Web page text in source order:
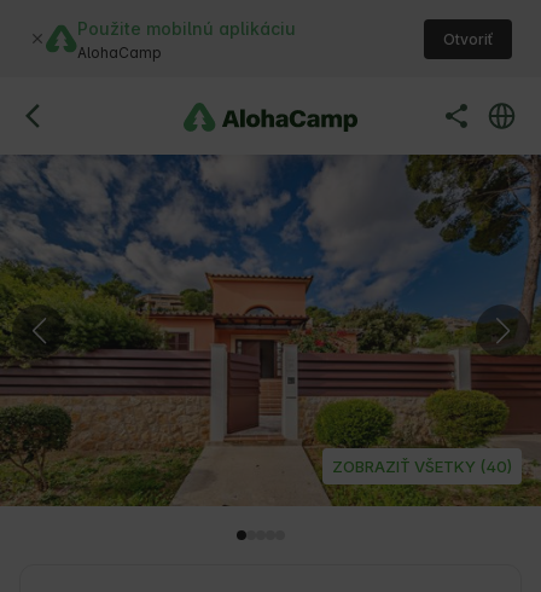
Použite mobilnú aplikáciu
AlohaCamp
Otvoriť
ZOBRAZIŤ VŠETKY (40)